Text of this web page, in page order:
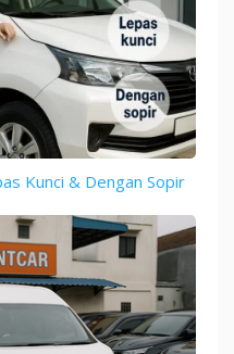
Kunci & Dengan Sopir